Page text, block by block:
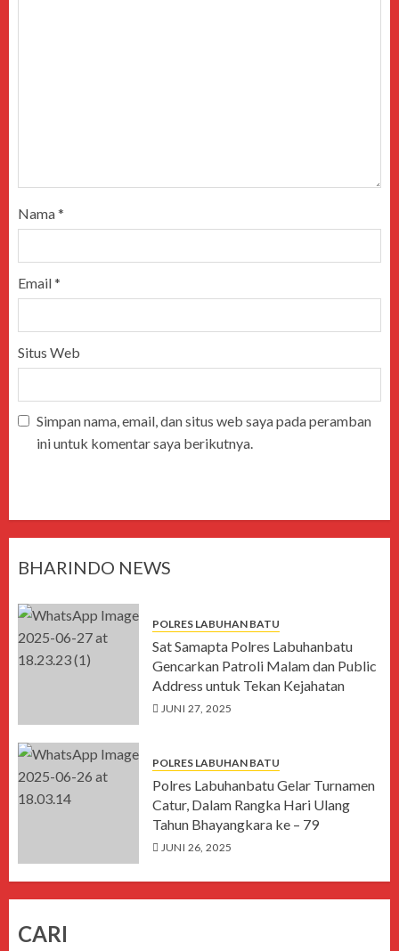
Nama*
Email*
Situs Web
Simpan nama, email, dan situs web saya pada peramban
ini untuk komentar saya berikutnya.
BHARINDO NEWS
POLRES LABUHAN BATU
Sat Samapta Polres Labuhanbatu
Gencarkan Patroli Malam dan Public
Address untuk Tekan Kejahatan
JUNI 27, 2025
POLRES LABUHAN BATU
Polres Labuhanbatu Gelar Turnamen
Catur, Dalam Rangka Hari Ulang
Tahun Bhayangkara ke – 79
JUNI 26, 2025
CARI